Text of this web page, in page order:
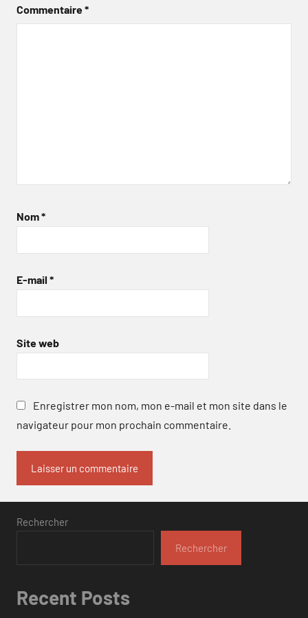
Commentaire*
Nom*
E-mail *
Site web
Enregistrer mon nom, mon e-mail et mon site dans le
navigateur pour mon prochain commentaire.
Rechercher
Rechercher
Recent Posts